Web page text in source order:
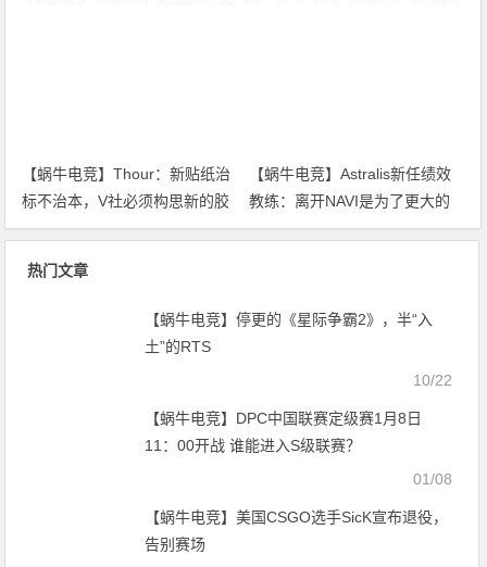
【蜗牛电竞】Thour：新贴纸治
标不治本，V社必须构思新的胶
囊替代方案【EV扑克小游戏官
【蜗牛电竞】Astralis新任绩效
教练：离开NAVI是为了更大的
蓝图【EV扑克小游戏官网】
热门文章
【蜗牛电竞】停更的《星际争霸2》，半“入
土”的RTS
10/22
【蜗牛电竞】DPC中国联赛定级赛1月8日
11：00开战 谁能进入S级联赛？
01/08
【蜗牛电竞】美国CSGO选手SicK宣布退役，
告别赛场